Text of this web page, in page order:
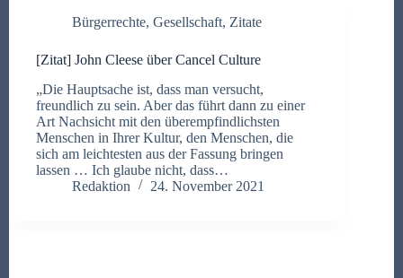
Bürgerrechte, Gesellschaft, Zitate
[Zitat] John Cleese über Cancel Culture
„Die Hauptsache ist, dass man versucht,
freundlich zu sein. Aber das führt dann zu einer
Art Nachsicht mit den überempfindlichsten
Menschen in Ihrer Kultur, den Menschen, die
sich am leichtesten aus der Fassung bringen
lassen … Ich glaube nicht, dass…
Redaktion
24. November 2021